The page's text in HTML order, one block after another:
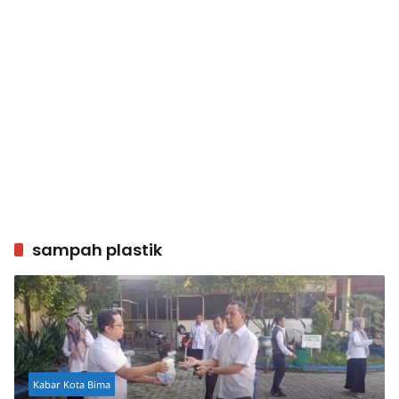
sampah plastik
Kabar Kota Bima